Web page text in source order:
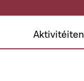
Aktivitéiten